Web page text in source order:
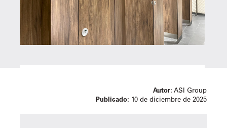
Autor: ASI Group
Publicado: 10 de diciembre de 2025